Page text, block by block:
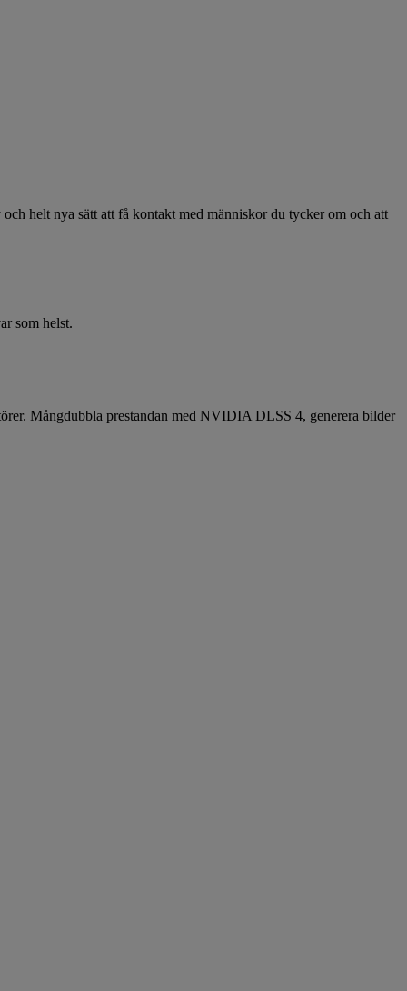
helt nya sätt att få kontakt med människor du tycker om och att
som helst.
Mångdubbla prestandan med NVIDIA DLSS 4, generera bilder